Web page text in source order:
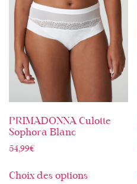
PRIMADONNA Culotte
Sophora Blanc
54,99€
Choix des options